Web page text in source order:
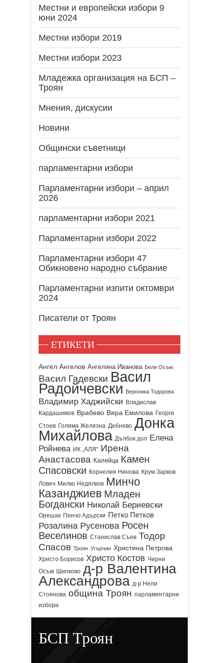
Местни и европейски избори 9
юни 2024
Местни избори 2019
Местни избори 2023
Младежка организация на БСП –
Троян
Мнения, дискусии
Новини
Общински съветници
парламентарни избори
Парламентарни избори – април
2026
парламентарни избори 2021
Парламентарни избори 2022
Парламентарни избори 47
Обикновено народно събрание
Парламентарни изпити октомври
2024
Писатели от Троян
ЕТИКЕТИ
Ангел Ангелов Ангелина Иванова Бели Осъм
Васил Гадевски Васил
Радойчевски Вероника Тодорова
Владимир Хаджийски Владислав
Кардашимов Врабево Вяра Емилова Георги
Стоев Голяма Желязна Дебнево Донка
Михайлова Дълбок дол Елена
Ройнева ИК „АЛЯ“ Ирена
Анастасова Калейца Камен
Спасовски Корнелия Нинова Крум Зарков
Ловеч Милко Недялков Минчо
Казанджиев Младен
Богдански Николай Бериевски
Орешак Пенчо Адърски Петко Петков
Розалина Русенова Росен
Веселинов Станислав Съев Тодор
Спасов Троян Угърчин Христина Петрова
Христо Борисов Христо Костов Черни
Осъм
Шипково д-р Валентина
Александрова д-р Нели
Стоянова община Троян парламентарни
избори
БСП Троян